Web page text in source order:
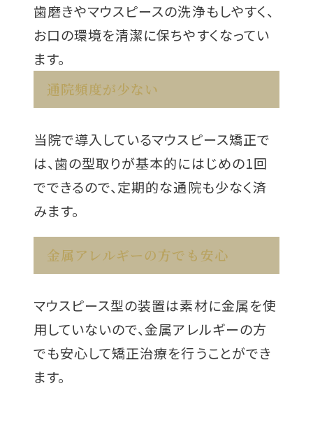
歯磨きやマウスピースの洗浄もしやすく、
お口の環境を清潔に保ちやすくなってい
ます。
通院頻度が少ない
当院で導入しているマウスピース矯正で
は、歯の型取りが基本的にはじめの1回
でできるので、定期的な通院も少なく済
みます。
金属アレルギーの方でも安心
マウスピース型の装置は素材に金属を使
用していないので、金属アレルギーの方
でも安心して矯正治療を行うことができ
ます。